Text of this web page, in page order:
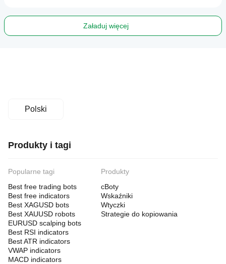
Załaduj więcej
Polski
Produkty i tagi
Popularne tagi
Best free trading bots
Best free indicators
Best XAGUSD bots
Best XAUUSD robots
EURUSD scalping bots
Best RSI indicators
Best ATR indicators
VWAP indicators
MACD indicators
Produkty
cBoty
Wskaźniki
Wtyczki
Strategie do kopiowania